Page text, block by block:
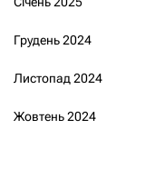
Грудень 2024
Листопад 2024
Жовтень 2024